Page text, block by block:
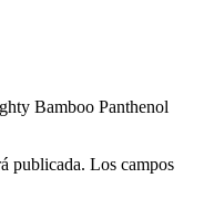
Bamboo Panthenol
publicada. Los campos